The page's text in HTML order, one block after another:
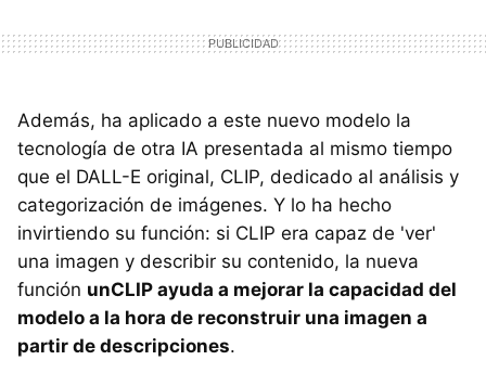
Además, ha aplicado a este nuevo modelo la
tecnología de otra IA presentada al mismo tiempo
que el DALL-E original, CLIP, dedicado al análisis y
categorización de imágenes. Y lo ha hecho
invirtiendo su función: si CLIP era capaz de 'ver'
una imagen y describir su contenido, la nueva
función unCLIP ayuda a mejorar la capacidad del
modelo a la hora de reconstruir una imagen a
partir de descripciones.